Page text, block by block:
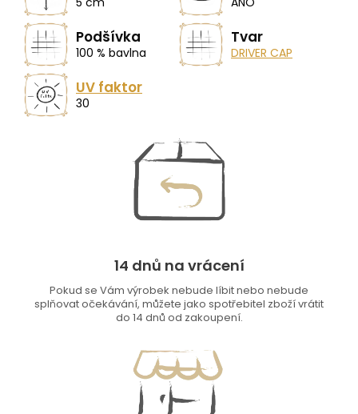
Podšívka
100 % bavlna
Tvar
DRIVER CAP
UV faktor
30
14 dnů na vrácení
Pokud se Vám výrobek nebude líbit nebo nebude
splňovat očekávání, můžete jako spotřebitel zboží vrátit
do 14 dnů od zakoupení.